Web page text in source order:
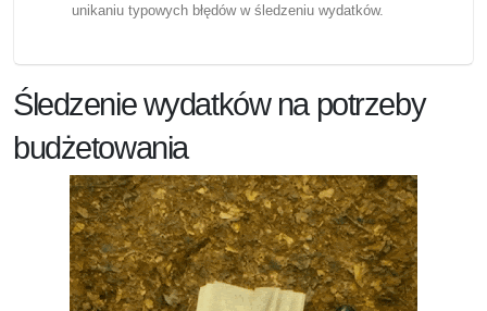
unikaniu typowych błędów w śledzeniu wydatków.
Śledzenie wydatków na potrzeby
budżetowania